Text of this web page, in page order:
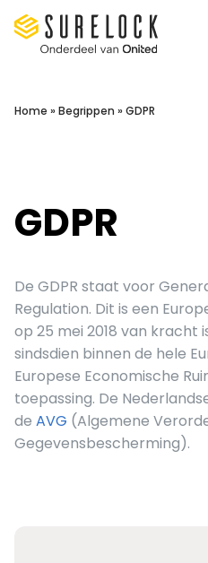
Surelock IT Security Services
Home » Begrippen » GDPR
GDPR
De GDPR staat voor
Regulation. Dit is een
op 25 mei 2018 van kracht
sindsdien binnen de hele
Europese Economische
toepassing. De
de AVG (Algemene
Gegevensbescherming).